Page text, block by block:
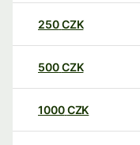
250CZK
500CZK
1000CZK